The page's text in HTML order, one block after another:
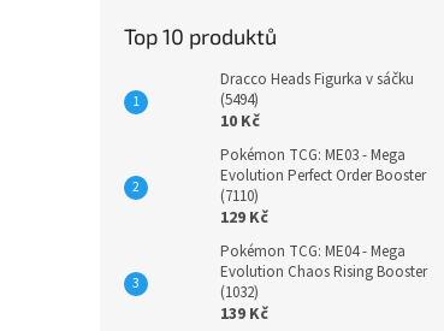
Top 10 produktů
Dracco Heads Figurka v sáčku
(5494)
10 Kč
Pokémon TCG: ME03 - Mega
Evolution Perfect Order Booster
(7110)
129 Kč
Pokémon TCG: ME04 - Mega
Evolution Chaos Rising Booster
(1032)
139 Kč